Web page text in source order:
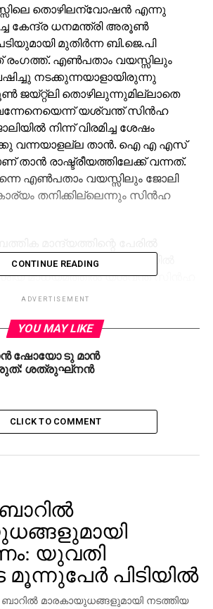
തൊഴിലന്വോഷന്‍ എന്നു
കേന്ദ്ര ധനമന്ത്രി അരൂണ്‍
മുതിര്‍ന്ന ബി.ജെ.പി
രംഗത്ത്. എണ്‍പതാം വയസ്സിലും
നടക്കുന്നയാളായിരുന്നു
ജയ്റ്റ്‌ലി തൊഴിലുന്നുമില്ലാതെ
വന്നേനെയെന്ന് യശ്വന്ത് സിന്‍ഹ
നിന്ന് വിരമിച്ച ശേഷം
വന്നയാളല്ല താന്‍. ഐ എ എസ്
താന്‍ രാഷ്ട്രീയത്തിലേക്ക് വന്നത്.
എണ്‍പതാം വയസ്സിലും ജോലി
തനിക്കില്ലെന്നും സിന്‍ഹ
ജെയ്റ്റ്‌ലിയെ കടുത്ത ഭാഷയില്‍
മാധ്യമത്തില്‍ യശ്വന്ത് സിന്‍ഹ
ഇരുവരും തമ്മുലള്ള
ബ്രോക്കറുടെ കൊലപാതകം;
സ്‌റ്റേഷനില്‍ തിക്കിലും
അന്വേഷണത്തിന്
CONTINUE READING
ADVERTISEMENT
YOU MAY LIKE
ഷോയോ ടു മാന്‍
ശത്രുഘ്‌നന്‍
CLICK TO COMMENT
യുവതി
മൂന്നുപേര്‍ പിടിയില്‍
ബാറില്‍ മാരകായുധങ്ങളുമായി നടത്തിയ